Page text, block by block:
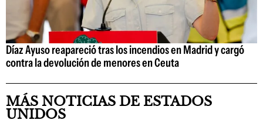
Díaz Ayuso reapareció tras los incendios en Madrid y cargó
contra la devolución de menores en Ceuta
MÁS NOTICIAS DE ESTADOS
UNIDOS